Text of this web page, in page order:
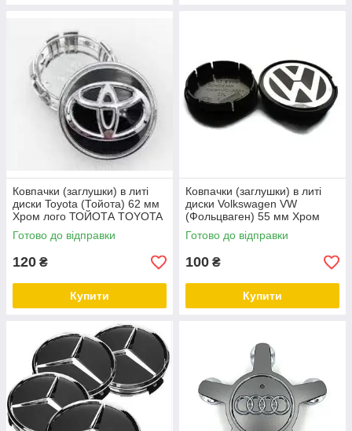
Ковпачки (заглушки) в литі
диски Toyota (Тойота) 62 мм
Хром лого ТОЙОТА TOYOTA
чорні
Готово до відправки
120 ₴
Купити
Ковпачки (заглушки) в литі
диски Volkswagen VW
(Фольцваген) 55 мм Хром
лого, Чорні
Готово до відправки
100 ₴
Купити